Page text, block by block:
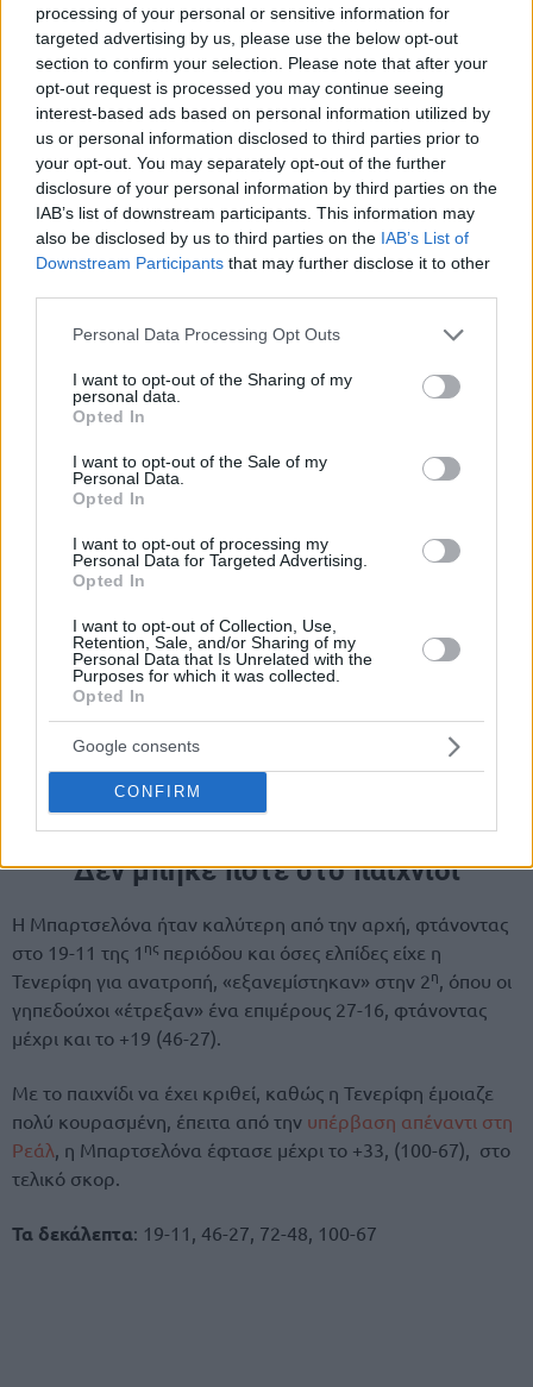
processing of your personal or sensitive information for
targeted advertising by us, please use the below opt-out
section to confirm your selection. Please note that after your
opt-out request is processed you may continue seeing
interest-based ads based on personal information utilized by
us or personal information disclosed to third parties prior to
your opt-out. You may separately opt-out of the further
disclosure of your personal information by third parties on the
IAB’s list of downstream participants. This information may
also be disclosed by us to third parties on the IAB’s List of
Downstream Participants that may further disclose it to other
Please note that this website/app uses one or more Google
not limited to your visit or usage behaviour. You may click to
grant or deny consent to Google and its third-party tags to
use your data for below specified purposes in below Google
consent section.
Personal Data Processing Opt Outs
I want to opt-out of the Sharing of my
personal data.
Opted In
I want to opt-out of the Sale of my
Personal Data.
Opted In
I want to opt-out of processing my
Personal Data for Targeted Advertising.
Opted In
I want to opt-out of Collection, Use,
Retention, Sale, and/or Sharing of my
Personal Data that Is Unrelated with the
Purposes for which it was collected.
Opted In
Google consents
CONFIRM
Δεν μπήκε ποτέ στο παιχνίδι
Η Μπαρτσελόνα ήταν καλύτερη από την αρχή, φτάνοντας
στο 19-11 της 1 ης περιόδου και όσες ελπίδες είχε η
Τενερίφη για ανατροπή, «εξανεμίστηκαν» στην 2η
, όπου οι
γηπεδούχοι «έτρεξαν» ένα επιμέρους 27-16, φτάνοντας
μέχρι και το +19 (46-27).
Με το παιχνίδι να έχει κριθεί, καθώς η Τενερίφη έμοιαζε
πολύ κουρασμένη, έπειτα από την υπέρβαση απέναντι στη
Ρεάλ , η Μπαρτσελόνα έφτασε μέχρι το +33, (100-67), στο
τελικό σκορ.
Τα δεκάλεπτα: 19-11, 46-27, 72-48, 100-67